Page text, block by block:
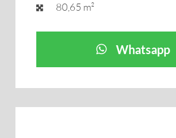
80,65 m²
Whatsapp